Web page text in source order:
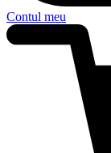
Contul meu